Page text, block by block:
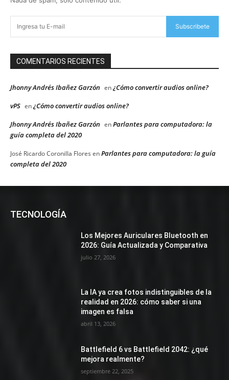
Subscribete
COMENTARIOS RECIENTES
Jhonny Andrés Ibañez Garzón en¿Cómo convertir audios online?
vPS en¿Cómo convertir audios online?
Jhonny Andrés Ibañez Garzón enParlantes para computadora: la
guía completa del 2020
José Ricardo Coronilla Flores enParlantes para computadora: la guía
completa del 2020
TECNOLOGÍA
Los Mejores Auriculares Bluetooth en
2026: Guía Actualizada y Comparativa
julio 27, 2026
La IA ya crea fotos indistinguibles de la
realidad en 2026: cómo saber si una
imagen es falsa
abril 13, 2026
Battlefield 6 vs Battlefield 2042: ¿qué
mejora realmente?
septiembre 22, 2025